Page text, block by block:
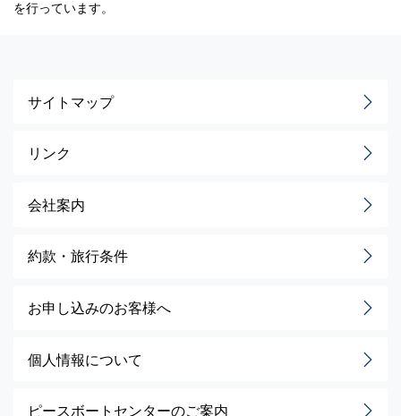
を行っています。
サイトマップ
リンク
会社案内
約款・旅行条件
お申し込みのお客様へ
個人情報について
ピースボートセンターのご案内